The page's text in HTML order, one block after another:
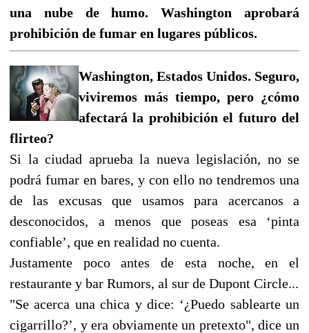
una nube de humo. Washington aprobará
prohibición de fumar en lugares públicos.
Washington, Estados Unidos. Seguro,
viviremos más tiempo, pero ¿cómo
afectará la prohibición el futuro del
flirteo?
Si la ciudad aprueba la nueva legislación, no se
podrá fumar en bares, y con ello no tendremos una
de las excusas que usamos para acercanos a
desconocidos, a menos que poseas esa ‘pinta
confiable’, que en realidad no cuenta.
Justamente poco antes de esta noche, en el
restaurante y bar Rumors, al sur de Dupont Circle...
"Se acerca una chica y dice: ‘¿Puedo sablearte un
cigarrillo?’, y era obviamente un pretexto", dice un